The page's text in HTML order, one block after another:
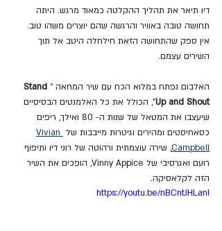
דיו תיאר את תהליך ההקלטה כמאוד מרגש. היתה
תחושה טובה באוויר והרגשה שהם יוצרים משהו טוב.
אין ספק שהתחושה הזאת חילחלה היטב אל תוך
השירים עצמם.
האלבום נפתח במלוא הכח עם שיר המחאה “ Stand
Up and Shout”, הכולל את כל האלמנטים הבסיסיים
שיעצבו את המטאל של שנות ה- 80 ואילך, ריפים
כסאחיסטים ומהירים וגיטרות מייבבות של Vivian
Campbell, שירה עוצמתית ורהוטה של רוני דיו ותיפוף
רועם ואגרסיבי של Vinny Appice, הופכים את השיר
הזה לקלאסיקה.
https://youtu.be/nBCntJHLanI